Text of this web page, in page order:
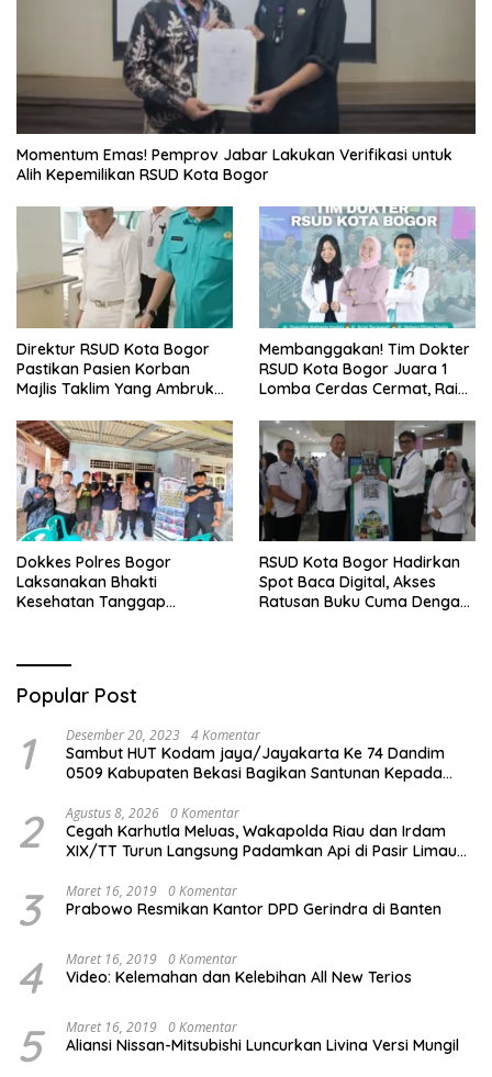
Momentum Emas! Pemprov Jabar Lakukan Verifikasi untuk
Alih Kepemilikan RSUD Kota Bogor
Direktur RSUD Kota Bogor
Pastikan Pasien Korban
Majlis Taklim Yang Ambruk
Perawatan Maksimal
Membanggakan! Tim Dokter
RSUD Kota Bogor Juara 1
Lomba Cerdas Cermat, Raih
Se-Bogor
Dokkes Polres Bogor
Laksanakan Bhakti
Kesehatan Tanggap
RSUD Kota Bogor Hadirkan
Spot Baca Digital, Akses
Ratusan Buku Cuma Dengan
Popular Post
1 Desember 20, 2023 4 Komentar
Sambut HUT Kodam jaya/Jayakarta Ke 74 Dandim
0509 Kabupaten Bekasi Bagikan Santunan Kepada
2 Agustus 8, 2026 0 Komentar
Cegah Karhutla Meluas, Wakapolda Riau dan Irdam
XIX/TT Turun Langsung Padamkan Api di Pasir Limau
3 Maret 16, 2019 0 Komentar
Prabowo Resmikan Kantor DPD Gerindra di Banten
4 Maret 16, 2019 0 Komentar
Video: Kelemahan dan Kelebihan All New Terios
5 Maret 16, 2019 0 Komentar
Aliansi Nissan-Mitsubishi Luncurkan Livina Versi Mungil